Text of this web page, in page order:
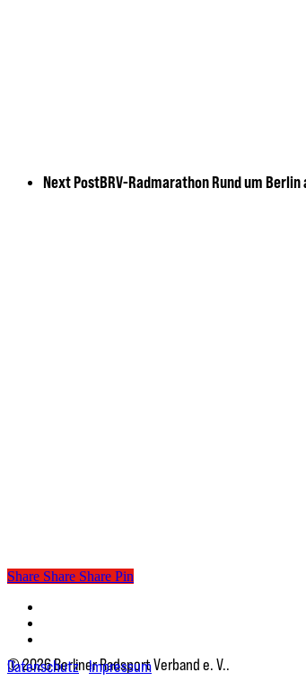
Next PostBRV-Radmarathon Rund um
Share Share Share Pin
© 2026 Berliner Radsport Verband e. V..
Datenschutz Impressum